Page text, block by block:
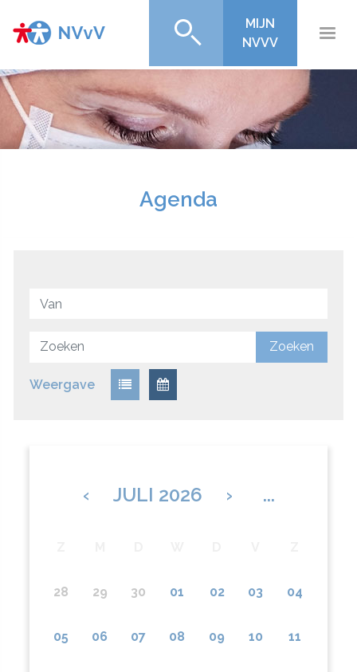
MIJN
NVVV
Agenda
Zoeken
Weergave
‹ JULI 2026 › ...
28 29 30 01 02 03 04
05 06 07 08 09 10 11